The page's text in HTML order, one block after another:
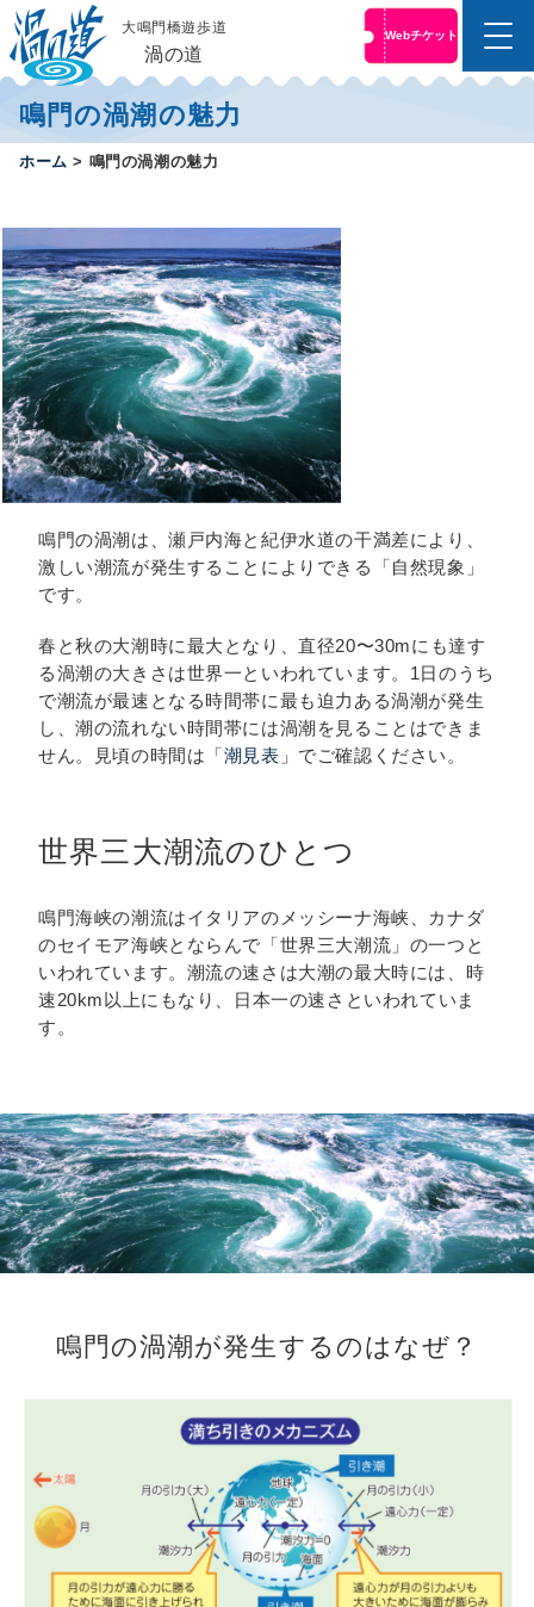
コ
ス
キ
ッ
プ
す
る
大鳴門橋遊歩道
渦の道
Webチケット
メ
ニ
便
売
り
チ
ケ
ッ
ト
は
こ
ら
オ
ン
イ
ン
チ
ッ
ト
購
入
総合
・入
場料
金・
休館
設
紹
介
ア
ス
見
鳴門の渦潮の魅力
ホーム > 鳴門の渦潮の魅力
鳴門の渦潮は、瀬戸内海と紀伊水道の干満差により、
激しい潮流が発生することによりできる「自然現象」
です。
春と秋の大潮時に最大となり、直径20〜30mにも達す
る渦潮の大きさは世界一といわれています。1日のうち
で潮流が最速となる時間帯に最も迫力ある渦潮が発生
し、潮の流れない時間帯には渦潮を見ることはできま
せん。見頃の時間は「 潮見表 」でご確認ください。
世界三大潮流のひとつ
鳴門海峡の潮流はイタリアのメッシーナ海峡、カナダ
のセイモア海峡とならんで「世界三大潮流」の一つと
いわれています。潮流の速さは大潮の最大時には、時
速20km以上にもなり、日本一の速さといわれていま
す。
鳴門の渦潮が発生するのはなぜ？